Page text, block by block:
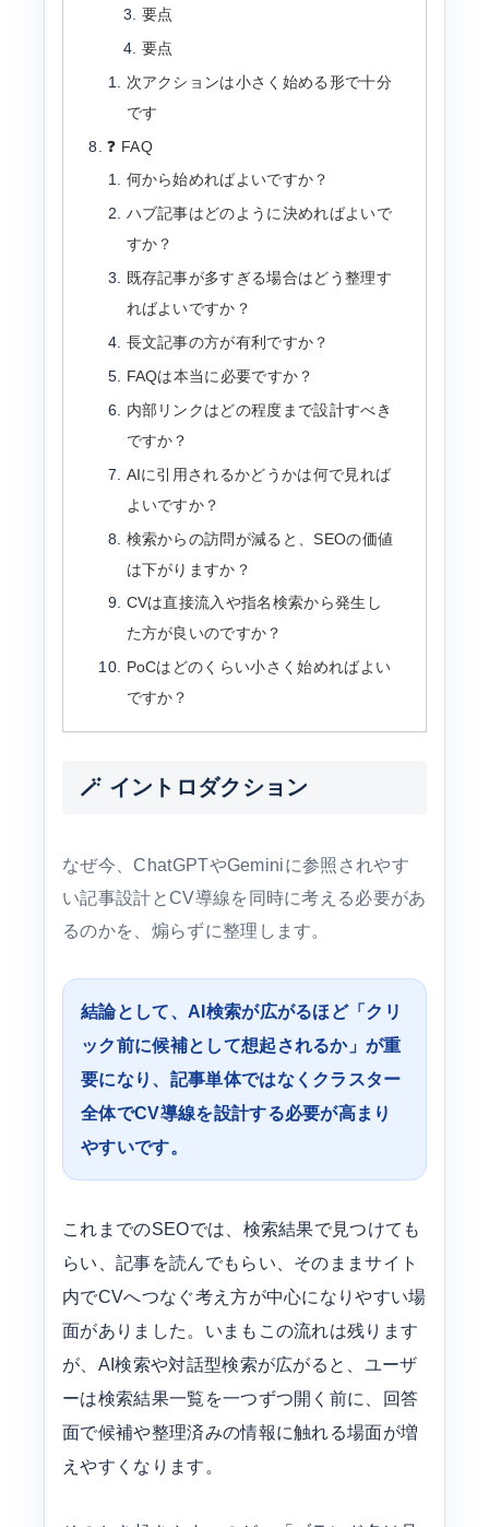
要点
要点
次アクションは小さく始める形で十分
です
❓ FAQ
何から始めればよいですか？
ハブ記事はどのように決めればよいで
すか？
既存記事が多すぎる場合はどう整理す
ればよいですか？
長文記事の方が有利ですか？
FAQは本当に必要ですか？
内部リンクはどの程度まで設計すべき
ですか？
AIに引用されるかどうかは何で見れば
よいですか？
検索からの訪問が減ると、SEOの価値
は下がりますか？
CVは直接流入や指名検索から発生し
た方が良いのですか？
PoCはどのくらい小さく始めればよい
ですか？
🪄 イントロダクション
なぜ今、ChatGPTやGeminiに参照されやす
い記事設計とCV導線を同時に考える必要があ
るのかを、煽らずに整理します。
結論として、AI検索が広がるほど「クリ
ック前に候補として想起されるか」が重
要になり、記事単体ではなくクラスター
全体でCV導線を設計する必要が高まり
やすいです。
これまでのSEOでは、検索結果で見つけても
らい、記事を読んでもらい、そのままサイト
内でCVへつなぐ考え方が中心になりやすい場
面がありました。いまもこの流れは残ります
が、AI検索や対話型検索が広がると、ユーザ
ーは検索結果一覧を一つずつ開く前に、回答
面で候補や整理済みの情報に触れる場面が増
えやすくなります。